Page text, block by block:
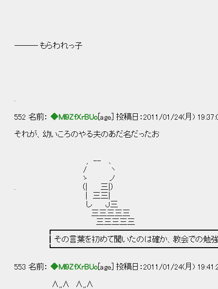
――― もらわれっ子
552 名前： ◆Ml9ZfXrBUo [age] 投稿日：2011/01/24(月)
それが、幼いころのやる夫のあだ名だったお
, -- 、
/ ヽ
ゝ ノ
. （| 三|）
| 三三|
し Ｊ三
三三三三三
三三三三三
┃その言葉を初めて聞いたのは確か、教会での勉強会
553 名前： ◆Ml9ZfXrBUo [age] 投稿日：2011/01/24(月)
∧,,∧ ∧,,∧